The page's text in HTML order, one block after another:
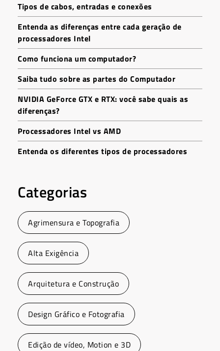
Tipos de cabos, entradas e conexões
Entenda as diferenças entre cada geração de
processadores Intel
Como funciona um computador?
Saiba tudo sobre as partes do Computador
NVIDIA GeForce GTX e RTX: você sabe quais as
diferenças?
Processadores Intel vs AMD
Entenda os diferentes tipos de processadores
Categorias
Agrimensura e Topografia
Alta Exigência
Arquitetura e Construção
Design Gráfico e Fotografia
Edição de vídeo, Motion e 3D